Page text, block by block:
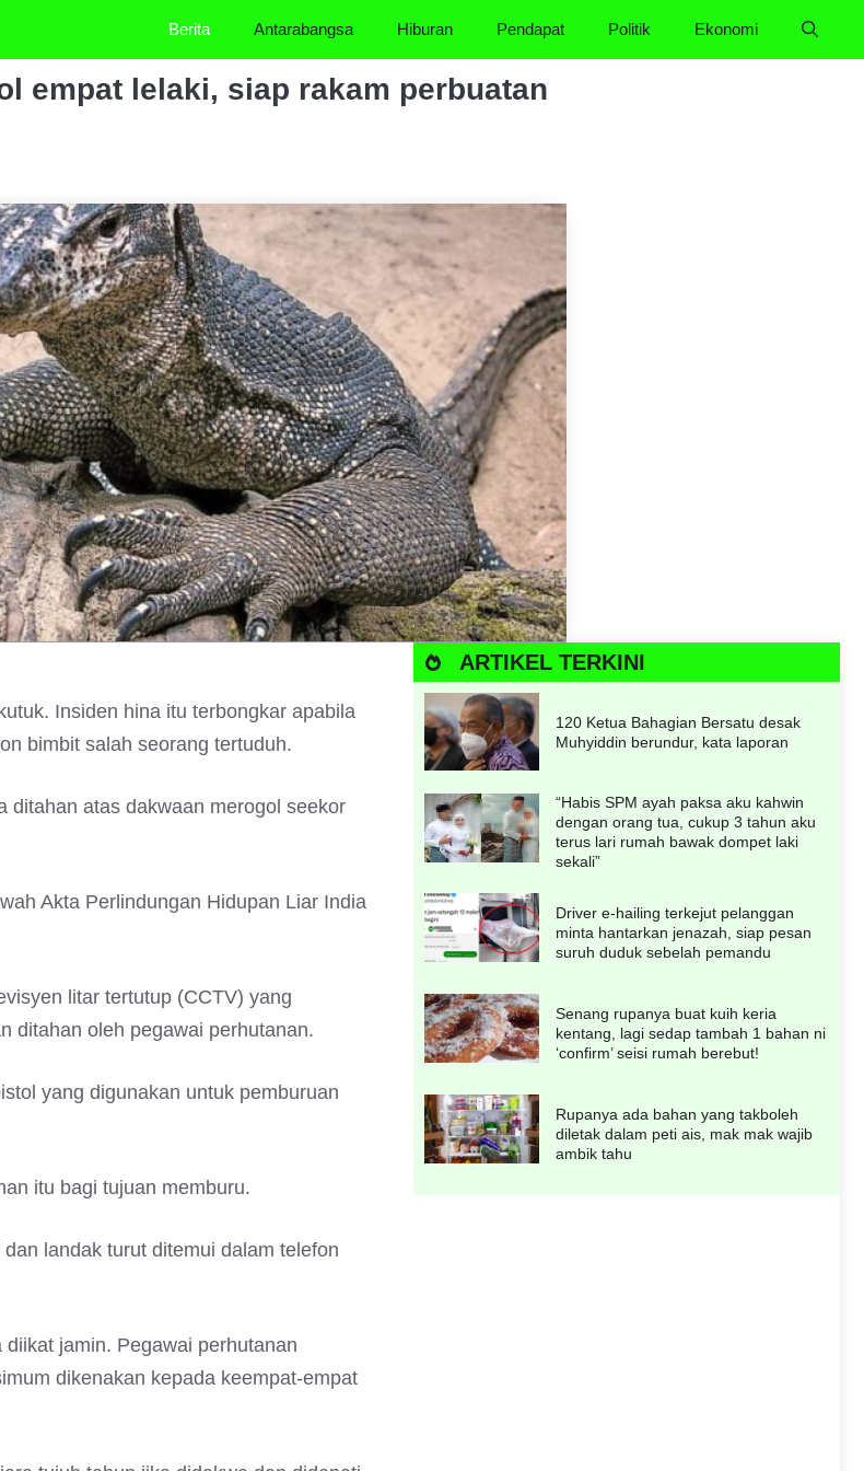
Berita Antarabangsa Hiburan Pendapat Politik Ekonomi
empat lelaki, siap rakam perbuatan
Insiden hina itu terbongkar apabila
bimbit salah seorang tertuduh.
ditahan atas dakwaan merogol seekor
Akta Perlindungan Hidupan Liar India
litar tertutup (CCTV) yang
ditahan oleh pegawai perhutanan.
yang digunakan untuk pemburuan
itu bagi tujuan memburu.
landak turut ditemui dalam telefon
jamin. Pegawai perhutanan
dikenakan kepada keempat-empat
ARTIKEL TERKINI
120 Ketua Bahagian Bersatu desak
Muhyiddin berundur, kata laporan
“Habis SPM ayah paksa aku kahwin
dengan orang tua, cukup 3 tahun aku
terus lari rumah bawak dompet laki
sekali”
Driver e-hailing terkejut pelanggan
minta hantarkan jenazah, siap pesan
suruh duduk sebelah pemandu
Senang rupanya buat kuih keria
kentang, lagi sedap tambah 1 bahan ni
‘confirm’ seisi rumah berebut!
Rupanya ada bahan yang takboleh
diletak dalam peti ais, mak mak wajib
ambik tahu